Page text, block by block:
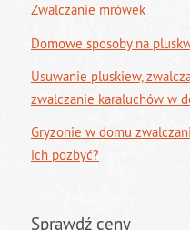
Zwalczanie mrówek
Domowe sposoby na
Usuwanie pluskiew,
zwalczanie karaluchów w
Gryzonie w domu
ich pozbyć?
Sprawdź ceny